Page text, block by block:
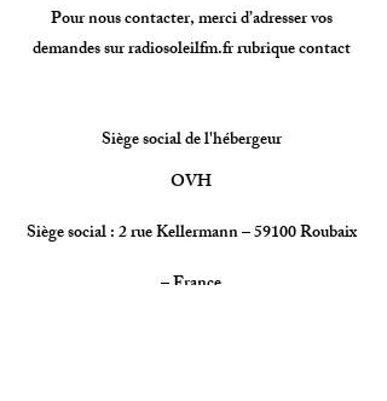
Pour nous contacter, merci d’adresser vos
demandes sur radiosoleilfm.fr rubrique contact
Siège social de l'hébergeur
OVH
Siège social : 2 rue Kellermann – 59100 Roubaix
– France